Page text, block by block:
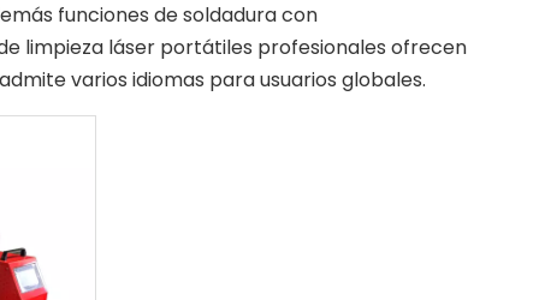
funciones de soldadura con
limpieza láser portátiles profesionales ofrecen
varios idiomas para usuarios globales.